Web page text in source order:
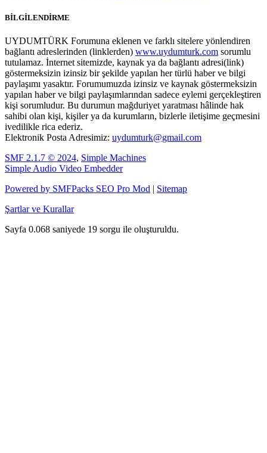
BİLGİLENDİRME
UYDUMTÜRK Forumuna eklenen ve farklı sitelere yönlendiren
bağlantı adreslerinden (linklerden) www.uydumturk.com sorumlu
tutulamaz. İnternet sitemizde, kaynak ya da bağlantı adresi(link)
göstermeksizin izinsiz bir şekilde yapılan her türlü haber ve bilgi
paylaşımı yasaktır. Forumumuzda izinsiz ve kaynak göstermeksizin
yapılan haber ve bilgi paylaşımlarından sadece eylemi gerçekleştiren
kişi sorumludur. Bu durumun mağduriyet yaratması hâlinde hak
sahibi olan kişi, kişiler ya da kurumların, bizlerle iletişime geçmesini
ivedilikle rica ederiz.
Elektronik Posta Adresimiz: uydumturk@gmail.com
SMF 2.1.7 © 2024, Simple Machines
Simple Audio Video Embedder
Powered by SMFPacks SEO Pro Mod | Sitemap
Şartlar ve Kurallar
Sayfa 0.068 saniyede 19 sorgu ile oluşturuldu.